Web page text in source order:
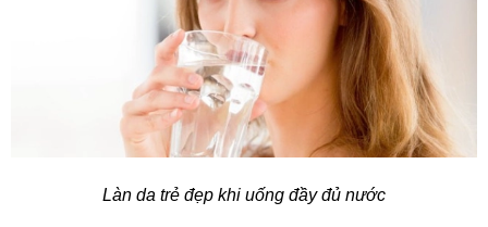
Làn da trẻ đẹp khi uống đầy đủ nước